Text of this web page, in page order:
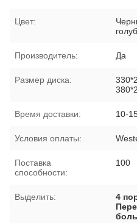
Цвет:
Производитель: Да
Размер диска:
Время доставки: 10-
Условия оплаты:
Поставка
способности:
100
Выделить: 4